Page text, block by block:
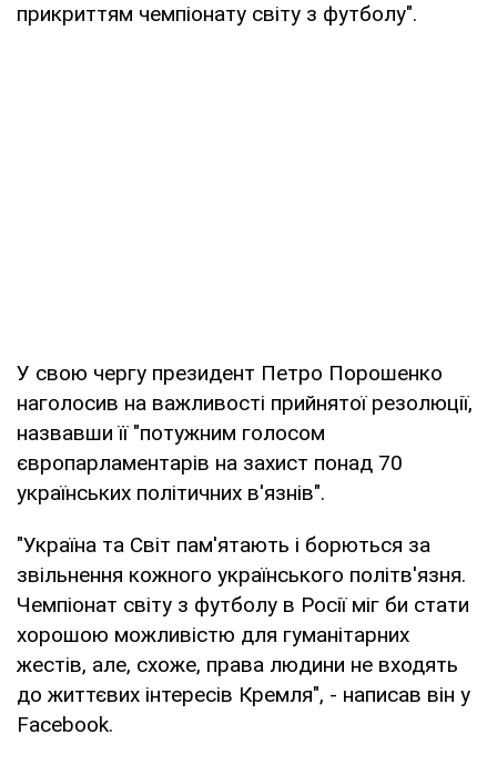
прикриттям чемпіонату світу з футболу".
У свою чергу президент Петро Порошенко
наголосив на важливості прийнятої резолюції,
назвавши її "потужним голосом
європарламентарів на захист понад 70
українських політичних в'язнів".
"Україна та Світ пам'ятають і борються за
звільнення кожного українського політв'язня.
Чемпіонат світу з футболу в Росії міг би стати
хорошою можливістю для гуманітарних
жестів, але, схоже, права людини не входять
до життєвих інтересів Кремля", - написав він у
Facebook.